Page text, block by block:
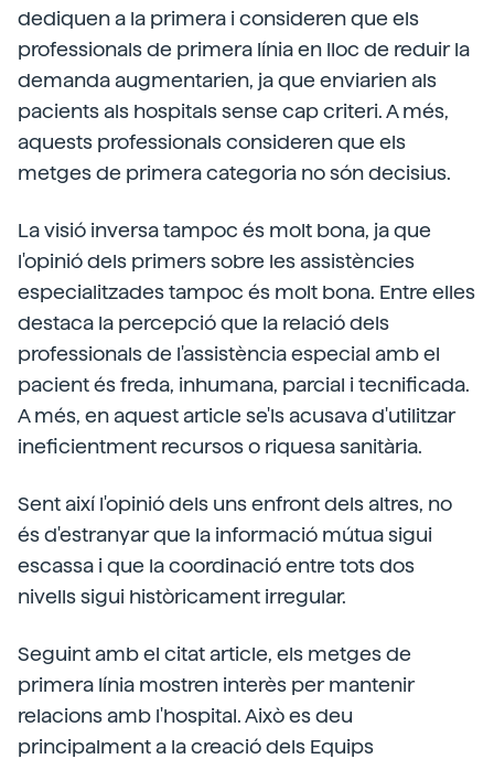
dediquen a la primera i consideren que els
professionals de primera línia en lloc de reduir la
demanda augmentarien, ja que enviarien als
pacients als hospitals sense cap criteri. A més,
aquests professionals consideren que els
metges de primera categoria no són decisius.
La visió inversa tampoc és molt bona, ja que
l'opinió dels primers sobre les assistències
especialitzades tampoc és molt bona. Entre elles
destaca la percepció que la relació dels
professionals de l'assistència especial amb el
pacient és freda, inhumana, parcial i tecnificada.
A més, en aquest article se'ls acusava d'utilitzar
ineficientment recursos o riquesa sanitària.
Sent així l'opinió dels uns enfront dels altres, no
és d'estranyar que la informació mútua sigui
escassa i que la coordinació entre tots dos
nivells sigui històricament irregular.
Seguint amb el citat article, els metges de
primera línia mostren interès per mantenir
relacions amb l'hospital. Això es deu
principalment a la creació dels Equips